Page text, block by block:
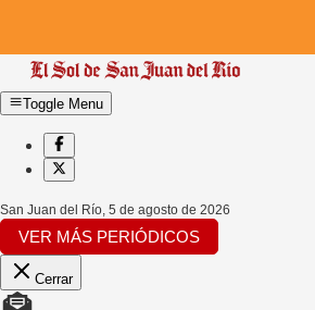
Toggle Menu
San Juan del Río, 5 de agosto de 2026
VER MÁS PERIÓDICOS
Cerrar